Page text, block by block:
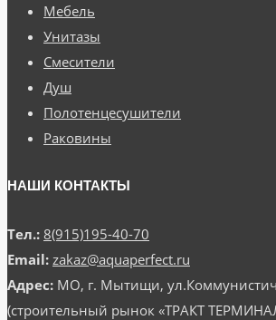
Мебель
Унитазы
Смесители
Душ
Полотенцесушители
Раковины
НАШИ КОНТАКТЫ
Тел.: 8(915)195-40-70
Email: zakaz@aquaperfect.ru
Адрес: МО, г. Мытищи,
(строительный рынок «ТРАКТ